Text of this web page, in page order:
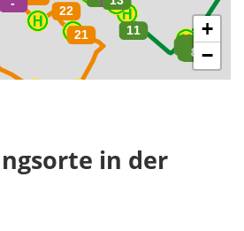
+
−
in der